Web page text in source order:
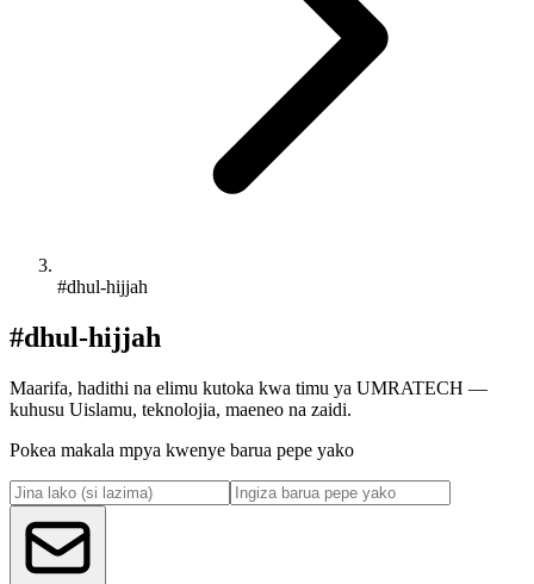
#dhul-hijjah
#dhul-hijjah
Maarifa, hadithi na elimu kutoka kwa timu ya UMRATECH —
kuhusu Uislamu, teknolojia, maeneo na zaidi.
Pokea makala mpya kwenye barua pepe yako